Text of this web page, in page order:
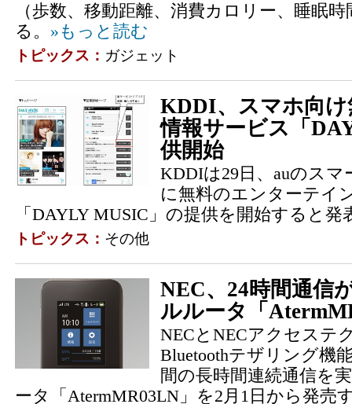
（歩数、移動距離、消費カロリー、睡眠
る。 »もっと読む
トピックス： ガジェット
KDDI、スマホ向
情報サービス「
供開始
KDDIは29日、auのス
に無料のエンターテイ
「DAYLY MUSIC」の提供を開始すると発
トピックス： その他
NEC、24時間通信
ルルータ「
NECとNECアクセステ
Bluetoothテザリング機
間の長時間連続通信を
ータ「AtermMR03LN」を2月1日から発売